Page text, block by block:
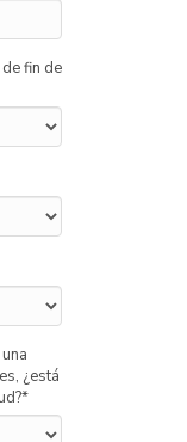
fin de
¿está
*